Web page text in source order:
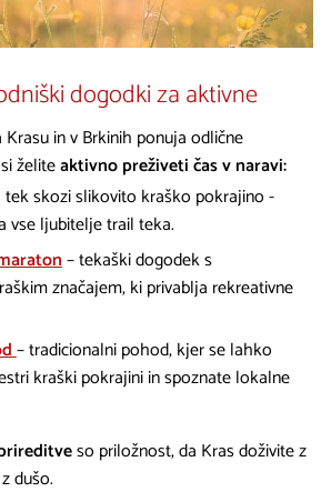
dogodki za aktivne
in v Brkinih ponuja odlične
želiteaktivno preživeti čas v naravi:
tek skozi slikovito kraško pokrajino -
vse ljubitelje trail teka.
– tekaški dogodek s
značajem, ki privablja rekreativne
– tradicionalni pohod, kjer se lahko
kraški pokrajini in spoznate lokalne
so priložnost, da Kras doživite z
dušo.